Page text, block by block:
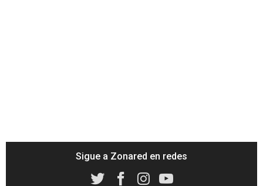
Sigue a Zonared en redes